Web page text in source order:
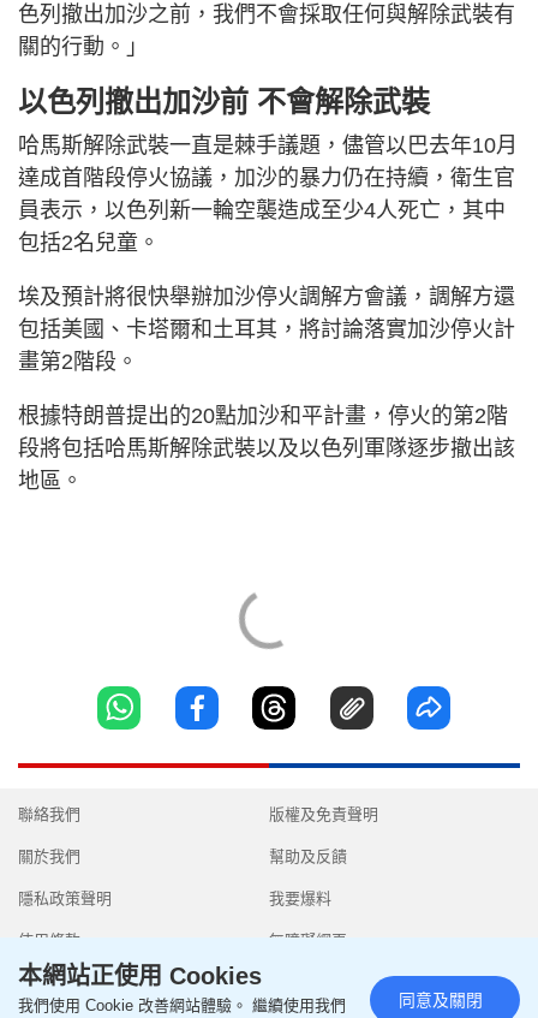
色列撤出加沙之前，我們不會採取任何與解除武裝有
關的行動。」
以色列撤出加沙前 不會解除武裝
哈馬斯解除武裝一直是棘手議題，儘管以巴去年10月
達成首階段停火協議，加沙的暴力仍在持續，衛生官
員表示，以色列新一輪空襲造成至少4人死亡，其中
包括2名兒童。
埃及預計將很快舉辦加沙停火調解方會議，調解方還
包括美國、卡塔爾和土耳其，將討論落實加沙停火計
畫第2階段。
根據特朗普提出的20點加沙和平計畫，停火的第2階
段將包括哈馬斯解除武裝以及以色列軍隊逐步撤出該
地區。
聯絡我們
關於我們
隱私政策聲明
使用條款
版權及免責聲明
幫助及反饋
我要爆料
無障礙網頁
本網站正使用 Cookies
我們使用 Cookie 改善網站體驗。 繼續使用我們 同意及關閉